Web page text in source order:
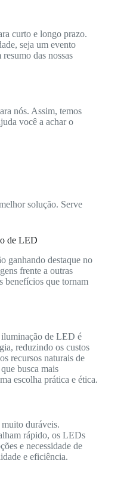
curto e longo prazo.
seja um evento
das nossas
nós. Assim, temos
você a achar o
solução. Serve
de LED
ganhando destaque no
frente a outras
benefícios que tornam
iluminação de LED é
reduzindo os custos
recursos naturais de
busca mais
escolha prática e ética.
duráveis.
rápido, os LEDs
e necessidade de
e eficiência.